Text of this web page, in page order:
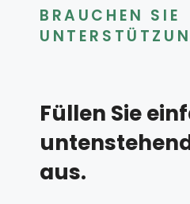
BRAUCHEN SIE
Füllen Sie
aus.